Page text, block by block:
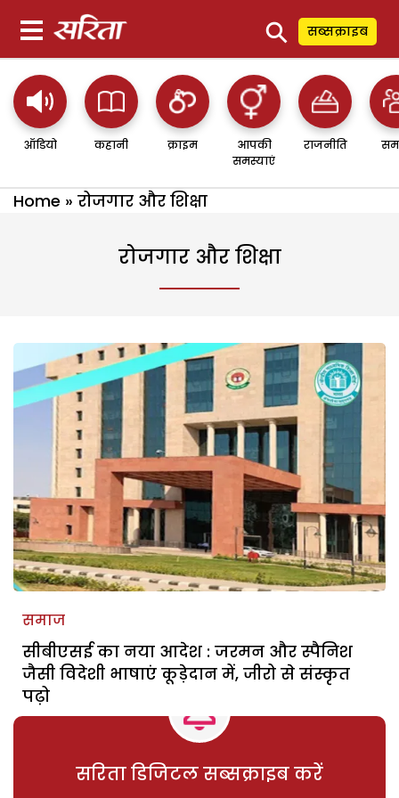
⚲ सब्सक्राइब
ऑडियो कहानी क्राइम
आपकी
समस्याएं
राजनीति
Home » रोजगार और शिक्षा
रोजगार और शिक्षा
समाज
सीबीएसई का नया आदेश : जरमन और स्पैनिश
जैसी विदेशी भाषाएं कूड़ेदान में, जीरो से संस्कृत
पढ़ो
सरिता डिजिटल सब्सक्राइब करें